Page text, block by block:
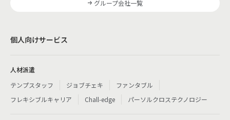
グループ会社一覧
個人向けサービス
人材派遣
テンプスタッフ
ジョブチェキ
ファンタブル
フレキシブルキャリア
Chall-edge パーソルクロステクノロジー